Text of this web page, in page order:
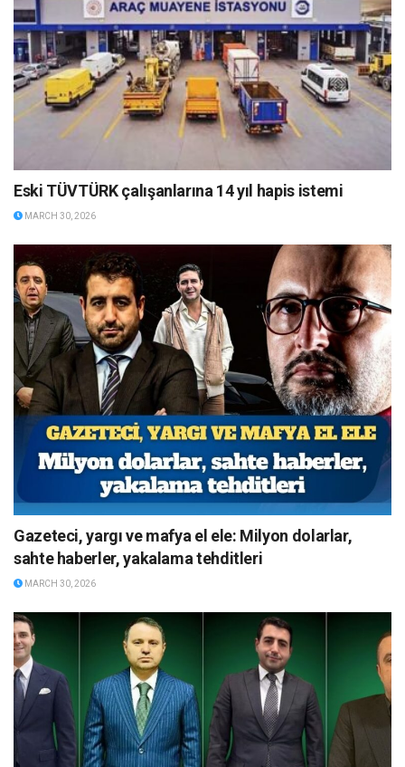
Eski TÜVTÜRK çalışanlarına 14 yıl hapis istemi
MARCH 30, 2026
Gazeteci, yargı ve mafya el ele: Milyon dolarlar,
sahte haberler, yakalama tehditleri
MARCH 30, 2026